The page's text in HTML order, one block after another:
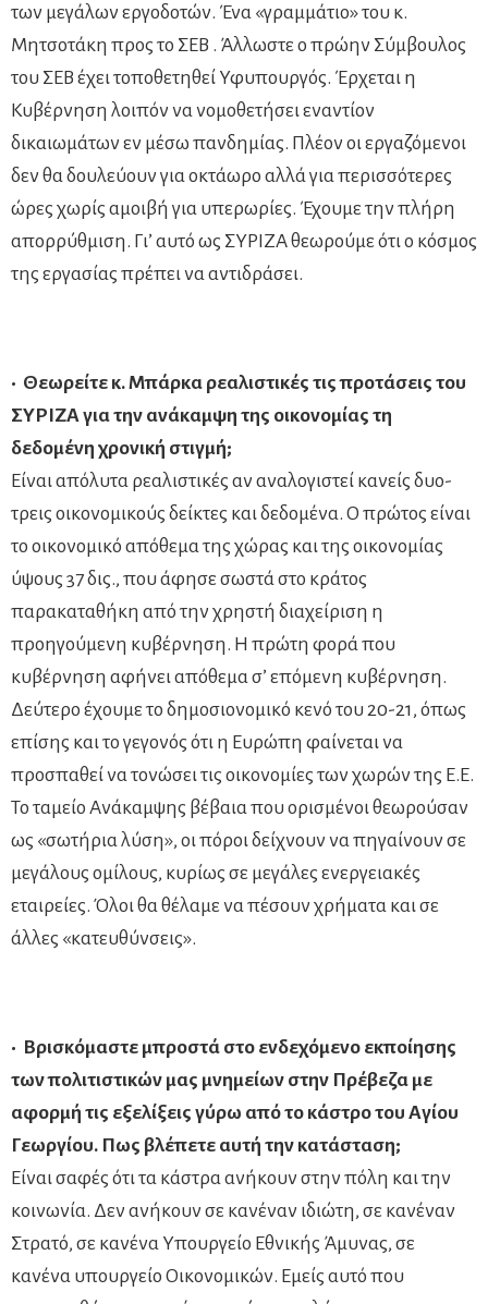
των μεγάλων εργοδοτών. Ένα «γραμμάτιο» του κ.
Μητσοτάκη προς το ΣΕΒ . Άλλωστε ο πρώην Σύμβουλος
του ΣΕΒ έχει τοποθετηθεί Υφυπουργός. Έρχεται η
Κυβέρνηση λοιπόν να νομοθετήσει εναντίον
δικαιωμάτων εν μέσω πανδημίας. Πλέον οι εργαζόμενοι
δεν θα δουλεύουν για οκτάωρο αλλά για περισσότερες
ώρες χωρίς αμοιβή για υπερωρίες. Έχουμε την πλήρη
απορρύθμιση. Γι’ αυτό ως ΣΥΡΙΖΑ θεωρούμε ότι ο κόσμος
της εργασίας πρέπει να αντιδράσει.
• Θεωρείτε κ. Μπάρκα ρεαλιστικές τις προτάσεις του
ΣΥΡΙΖΑ για την ανάκαμψη της οικονομίας τη
δεδομένη χρονική στιγμή;
Είναι απόλυτα ρεαλιστικές αν αναλογιστεί κανείς δυο-
τρεις οικονομικούς δείκτες και δεδομένα. Ο πρώτος είναι
το οικονομικό απόθεμα της χώρας και της οικονομίας
ύψους 37 δις., που άφησε σωστά στο κράτος
παρακαταθήκη από την χρηστή διαχείριση η
προηγούμενη κυβέρνηση. Η πρώτη φορά που
κυβέρνηση αφήνει απόθεμα σ’ επόμενη κυβέρνηση.
Δεύτερο έχουμε το δημοσιονομικό κενό του 20-21, όπως
επίσης και το γεγονός ότι η Ευρώπη φαίνεται να
προσπαθεί να τονώσει τις οικονομίες των χωρών της Ε.Ε.
Το ταμείο Ανάκαμψης βέβαια που ορισμένοι θεωρούσαν
ως «σωτήρια λύση», οι πόροι δείχνουν να πηγαίνουν σε
μεγάλους ομίλους, κυρίως σε μεγάλες ενεργειακές
εταιρείες. Όλοι θα θέλαμε να πέσουν χρήματα και σε
άλλες «κατευθύνσεις».
• Βρισκόμαστε μπροστά στο ενδεχόμενο εκποίησης
των πολιτιστικών μας μνημείων στην Πρέβεζα με
αφορμή τις εξελίξεις γύρω από το κάστρο του Αγίου
Γεωργίου. Πως βλέπετε αυτή την κατάσταση;
Είναι σαφές ότι τα κάστρα ανήκουν στην πόλη και την
κοινωνία. Δεν ανήκουν σε κανέναν ιδιώτη, σε κανέναν
Στρατό, σε κανένα Υπουργείο Εθνικής Άμυνας, σε
κανένα υπουργείο Οικονομικών. Εμείς αυτό που